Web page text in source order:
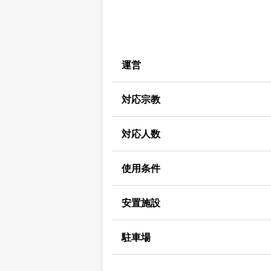
運営
対応宗教
対応人数
使用条件
安置施設
駐車場